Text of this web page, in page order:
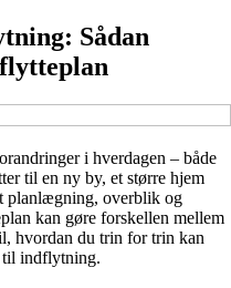
Sådan
i hverdagen – både
til en ny by, et større hjem
planlægning, overblik og
kan gøre forskellen mellem
hvordan du trin for trin kan
til indflytning.